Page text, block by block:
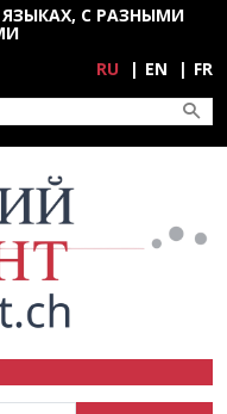
ЯЗЫКАХ, С РАЗНЫМИ
RU EN FR